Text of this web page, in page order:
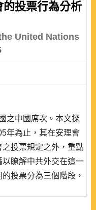
投票行為分析
United Nations
之中國席次。本文探
年為止，其在安理會
投票規定之外，重點
瞭解中共外交在這一
投票分為三個階段，